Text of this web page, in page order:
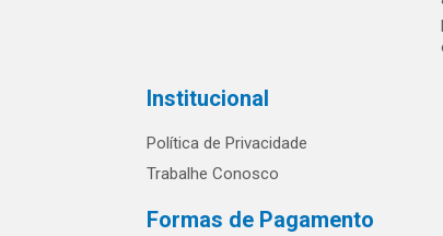
Institucional
Política de Privacidade
Trabalhe Conosco
Formas de Pagamento